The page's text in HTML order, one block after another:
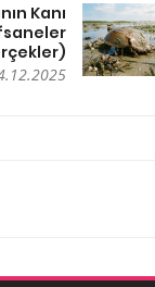
Kanı